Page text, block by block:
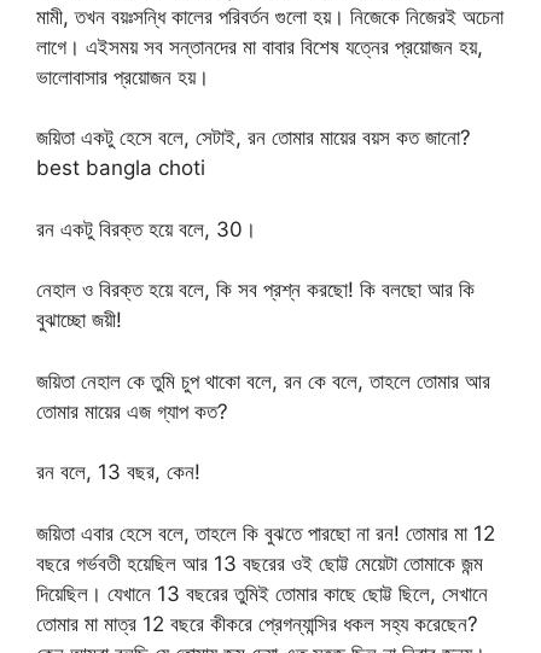
মামী, তখন বয়ঃসন্ধি কালের পরিবর্তন গুলো হয়। নিজেকে নিজেরই অচেনা
লাগে। এইসময় সব সন্তানদের মা বাবার বিশেষ যত্নের প্রয়োজন হয়,
ভালোবাসার প্রয়োজন হয়।
জয়িতা একটু হেসে বলে, সেটাই, রন তোমার মায়ের বয়স কত জানো?
best bangla choti
রন একটু বিরক্ত হয়ে বলে, 30।
নেহাল ও বিরক্ত হয়ে বলে, কি সব প্রশ্ন করছো! কি বলছো আর কি
বুঝাচ্ছো জয়ী!
জয়িতা নেহাল কে তুমি চুপ থাকো বলে, রন কে বলে, তাহলে তোমার আর
তোমার মায়ের এজ গ্যাপ কত?
রন বলে, 13 বছর, কেন!
জয়িতা এবার হেসে বলে, তাহলে কি বুঝতে পারছো না রন! তোমার মা 12
বছরে গর্ভবতী হয়েছিল আর 13 বছরের ওই ছোট্ট মেয়েটা তোমাকে জন্ম
দিয়েছিল। যেখানে 13 বছরের তুমিই তোমার কাছে ছোট্ট ছিলে, সেখানে
তোমার মা মাত্র 12 বছরে কীকরে প্রেগন্যান্সির ধকল সহ্য করেছেন?